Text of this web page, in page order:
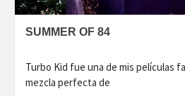
SUMMER OF 84
Turbo Kid fue una de mis películas
mezcla perfecta de